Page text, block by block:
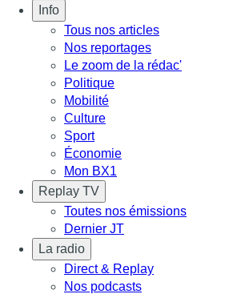
Info
Tous nos articles
Nos reportages
Le zoom de la rédac'
Politique
Mobilité
Culture
Sport
Économie
Mon BX1
Replay TV
Toutes nos émissions
Dernier JT
La radio
Direct & Replay
Nos podcasts